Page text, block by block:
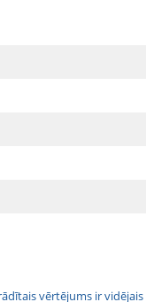
vērtējums ir